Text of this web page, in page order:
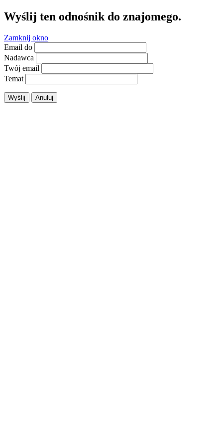
Wyślij ten odnośnik do znajomego.
Zamknij okno
Email do
Nadawca
Twój email
Temat
Wyślij Anuluj